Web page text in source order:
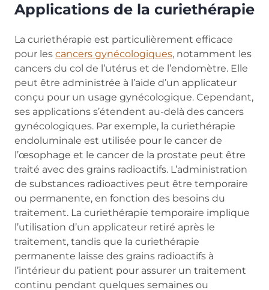
Applications de la curiethérapie
La curiethérapie est particulièrement efficace
pour les cancers gynécologiques, notamment les
cancers du col de l’utérus et de l’endomètre. Elle
peut être administrée à l’aide d’un applicateur
conçu pour un usage gynécologique. Cependant,
ses applications s’étendent au-delà des cancers
gynécologiques. Par exemple, la curiethérapie
endoluminale est utilisée pour le cancer de
l’œsophage et le cancer de la prostate peut être
traité avec des grains radioactifs. L’administration
de substances radioactives peut être temporaire
ou permanente, en fonction des besoins du
traitement. La curiethérapie temporaire implique
l’utilisation d’un applicateur retiré après le
traitement, tandis que la curiethérapie
permanente laisse des grains radioactifs à
l’intérieur du patient pour assurer un traitement
continu pendant quelques semaines ou